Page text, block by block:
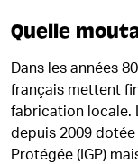
Quelle
Dans les années
français mettent
fabrication locale.
depuis 2009
Protégée (IGP)